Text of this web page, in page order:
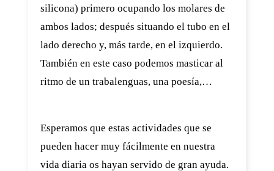
silicona) primero ocupando los molares de
ambos lados; después situando el tubo en el
lado derecho y, más tarde, en el izquierdo.
También en este caso podemos masticar al
ritmo de un trabalenguas, una poesía,…
Esperamos que estas actividades que se
pueden hacer muy fácilmente en nuestra
vida diaria os hayan servido de gran ayuda.